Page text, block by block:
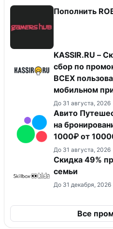
Пополнить
KASSIR.RU –
сбор по
ВСЕХ
мобильном
До 31 августа, 2026
Авито
на
1000₽ от
До 31 августа, 2026
Скидка 49%
семьи
До 31 декабря, 2026
Все